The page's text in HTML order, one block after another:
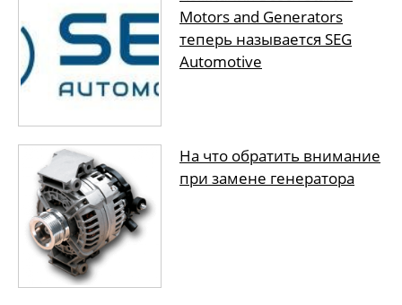
Motors and Generators
теперь называется SEG
Automotive
На что обратить внимание
при замене генератора